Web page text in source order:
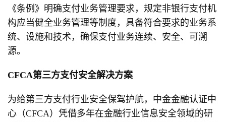
《条例》明确支付业务管理要求，规定非银行支付机
构应当健全业务管理等制度，具备符合要求的业务系
统、设施和技术，确保支付业务连续、安全、可溯
源。
CFCA第三方支付安全解决方案
为给第三方支付行业安全保驾护航，中金金融认证中
心（CFCA）凭借多年在金融行业信息安全领域的研